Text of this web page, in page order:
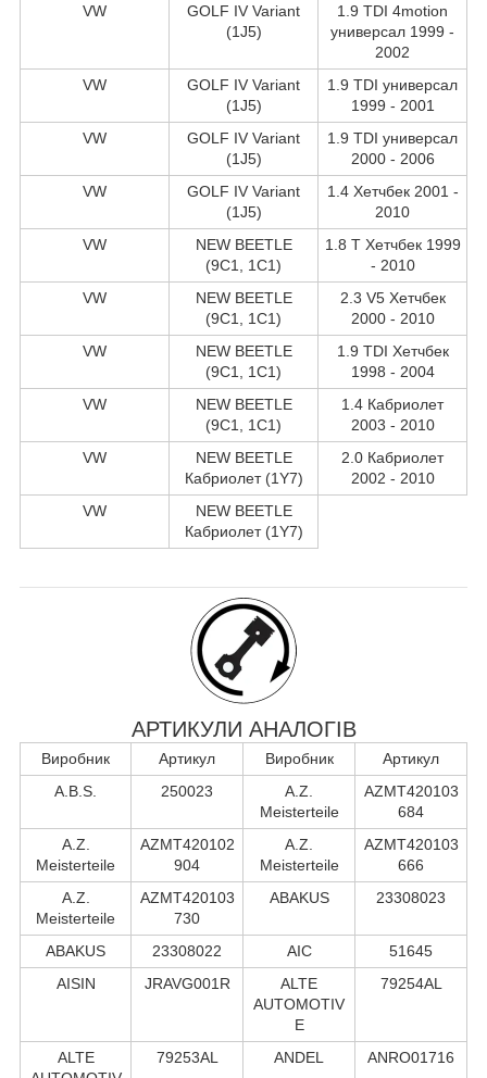
VW
GOLF IV Variant
(1J5)
1.9 TDI 4motion
универсал 1999 -
2002
VW
GOLF IV Variant
(1J5)
1.9 TDI универсал
1999 - 2001
VW
GOLF IV Variant
(1J5)
1.9 TDI универсал
2000 - 2006
VW
GOLF IV Variant
(1J5)
1.4 Хетчбек 2001 -
2010
VW
NEW BEETLE
(9C1, 1C1)
1.8 T Хетчбек 1999
- 2010
VW
NEW BEETLE
(9C1, 1C1)
2.3 V5 Хетчбек
2000 - 2010
VW
NEW BEETLE
(9C1, 1C1)
1.9 TDI Хетчбек
1998 - 2004
VW
NEW BEETLE
(9C1, 1C1)
1.4 Кабриолет
2003 - 2010
VW
NEW BEETLE
Кабриолет (1Y7)
2.0 Кабриолет
2002 - 2010
VW
NEW BEETLE
Кабриолет (1Y7)
АРТИКУЛИ АНАЛОГІВ
Виробник Артикул Виробник
Артикул
A.B.S.
250023
A.Z.
Meisterteile
AZMT420103
684
A.Z.
Meisterteile
AZMT420102
904
A.Z.
Meisterteile
AZMT420103
666
A.Z.
Meisterteile
AZMT420103
730
ABAKUS 23308023
ABAKUS 23308022 AIC
51645
AISIN
JRAVG001R
ALTE
AUTOMOTIV
E
79254AL
ALTE
79253AL ANDEL ANRO01716